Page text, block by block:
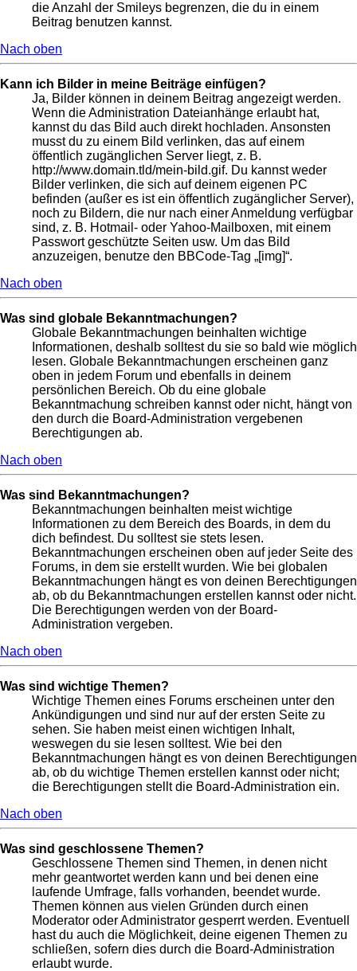
die Anzahl der Smileys begrenzen, die du in einem
Beitrag benutzen kannst.
Nach oben
Kann ich Bilder in meine Beiträge einfügen?
Ja, Bilder können in deinem Beitrag angezeigt werden.
Wenn die Administration Dateianhänge erlaubt hat,
kannst du das Bild auch direkt hochladen. Ansonsten
musst du zu einem Bild verlinken, das auf einem
öffentlich zugänglichen Server liegt, z. B.
http://www.domain.tld/mein-bild.gif. Du kannst weder
Bilder verlinken, die sich auf deinem eigenen PC
befinden (außer es ist ein öffentlich zugänglicher Server),
noch zu Bildern, die nur nach einer Anmeldung verfügbar
sind, z. B. Hotmail- oder Yahoo-Mailboxen, mit einem
Passwort geschützte Seiten usw. Um das Bild
anzuzeigen, benutze den BBCode-Tag „[img]“.
Nach oben
Was sind globale Bekanntmachungen?
Globale Bekanntmachungen beinhalten wichtige
Informationen, deshalb solltest du sie so bald wie möglich
lesen. Globale Bekanntmachungen erscheinen ganz
oben in jedem Forum und ebenfalls in deinem
persönlichen Bereich. Ob du eine globale
Bekanntmachung schreiben kannst oder nicht, hängt von
den durch die Board-Administration vergebenen
Berechtigungen ab.
Nach oben
Was sind Bekanntmachungen?
Bekanntmachungen beinhalten meist wichtige
Informationen zu dem Bereich des Boards, in dem du
dich befindest. Du solltest sie stets lesen.
Bekanntmachungen erscheinen oben auf jeder Seite des
Forums, in dem sie erstellt wurden. Wie bei globalen
Bekanntmachungen hängt es von deinen Berechtigungen
ab, ob du Bekanntmachungen erstellen kannst oder nicht.
Die Berechtigungen werden von der Board-
Administration vergeben.
Nach oben
Was sind wichtige Themen?
Wichtige Themen eines Forums erscheinen unter den
Ankündigungen und sind nur auf der ersten Seite zu
sehen. Sie haben meist einen wichtigen Inhalt,
weswegen du sie lesen solltest. Wie bei den
Bekanntmachungen hängt es von deinen Berechtigungen
ab, ob du wichtige Themen erstellen kannst oder nicht;
die Berechtigungen stellt die Board-Administration ein.
Nach oben
Was sind geschlossene Themen?
Geschlossene Themen sind Themen, in denen nicht
mehr geantwortet werden kann und bei denen eine
laufende Umfrage, falls vorhanden, beendet wurde.
Themen können aus vielen Gründen durch einen
Moderator oder Administrator gesperrt werden. Eventuell
hast du auch die Möglichkeit, deine eigenen Themen zu
schließen, sofern dies durch die Board-Administration
erlaubt wurde.